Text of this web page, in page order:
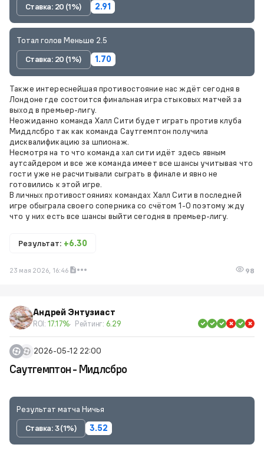
Ставка: 20 (1%)
2.91
Тотал голов Меньше 2.5
Ставка: 20 (1%)
1.70
Также интереснейшая противостояние нас ждёт сегодня в
Лондоне где состоится финальная игра стыковых матчей за
выход в премьер-лигу.
Неожиданно команда Халл Сити будет играть против клуба
Mиддлсбро так как команда Саутгемптон получила
дисквалификацию за шпионаж.
Несмотря на то что команда хал сити идёт здесь явным
аутсайдером и все же команда имеет все шансы учитывая что
гости уже не расчитывали сыграть в финале и явно не
готовились к этой игре.
В личных противостояниях командах Халл Сити в последней
игре обыграла своего соперника со счётом 1-0 поэтому жду
что у них есть все шансы выйти сегодня в премьер-лигу.
Результат: +6.30
23 мая 2026, 16:46 98
Андрей Энтузиаст
ROI: 17.17% Рейтинг: 6.29
2026-05-12 22:00
Саутгемптон - Мидлсбро
Результат матча Ничья
Ставка: 3 (1%)
3.52